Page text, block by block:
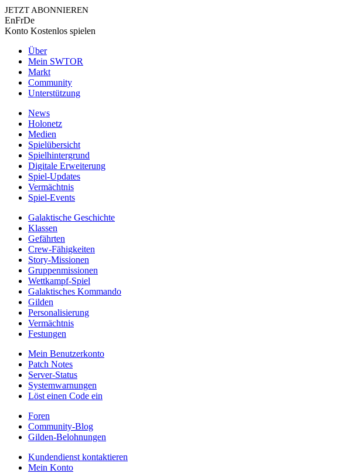
JETZT ABONNIEREN
EnFrDe
Konto Kostenlos spielen
Über
Mein SWTOR
Markt
Community
Unterstützung
News
Holonetz
Medien
Spielübersicht
Spielhintergrund
Digitale Erweiterung
Spiel-Updates
Vermächtnis
Spiel-Events
Galaktische Geschichte
Klassen
Gefährten
Crew-Fähigkeiten
Story-Missionen
Gruppenmissionen
Wettkampf-Spiel
Galaktisches Kommando
Gilden
Personalisierung
Vermächtnis
Festungen
Mein Benutzerkonto
Patch Notes
Server-Status
Systemwarnungen
Löst einen Code ein
Foren
Community-Blog
Gilden-Belohnungen
Kundendienst kontaktieren
Mein Konto